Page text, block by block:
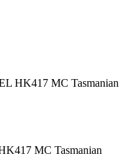
HK417 MC Tasmanian